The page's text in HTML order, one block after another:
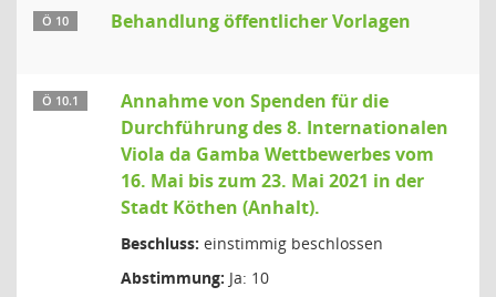
Ö 10 Behandlung öffentlicher Vorlagen
Ö 10.1
Annahme von Spenden für die
Durchführung des 8. Internationalen
Viola da Gamba Wettbewerbes vom
16. Mai bis zum 23. Mai 2021 in der
Stadt Köthen (Anhalt).
Beschluss: einstimmig beschlossen
Abstimmung: Ja: 10